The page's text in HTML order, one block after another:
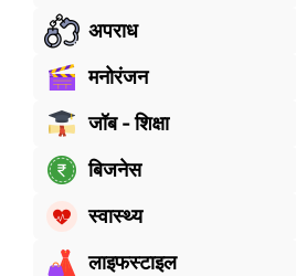
अपराध
मनोरंजन
जॉब - शिक्षा
बिजनेस
स्वास्थ्य
लाइफस्टाइल